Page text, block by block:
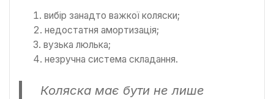
вибір занадто важкої коляски;
недостатня амортизація;
вузька люлька;
незручна система складання.
Коляска має бути не лише